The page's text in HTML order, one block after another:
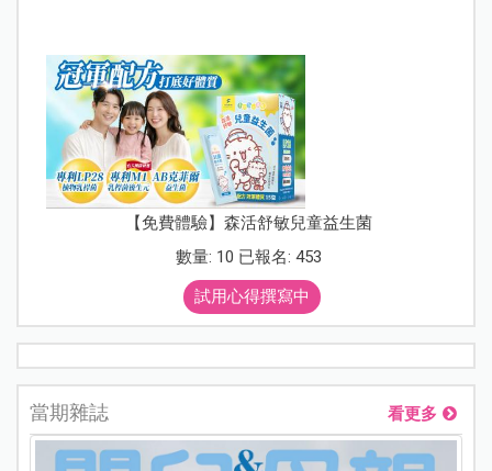
【免費體驗】森活舒敏兒童益生菌
數量: 10 已報名: 453
試用心得撰寫中
當期雜誌 看更多